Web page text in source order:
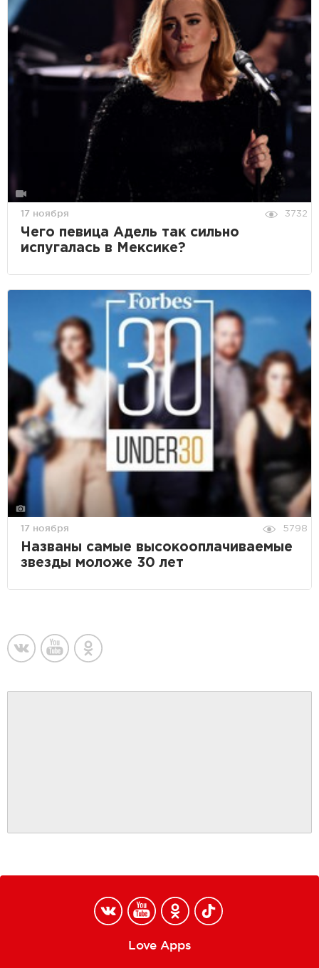
17 ноября 3732
Чего певица Адель так сильно
испугалась в Мексике?
17 ноября 5798
Названы самые высокооплачиваемые
звезды моложе 30 лет
Love Apps